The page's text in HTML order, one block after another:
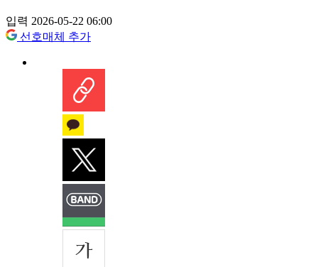
입력 2026-05-22 06:00
선호매체 추가